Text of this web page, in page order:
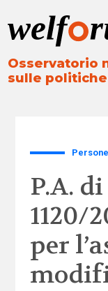
Osservatorio
sulle
P.A.
1120/
per